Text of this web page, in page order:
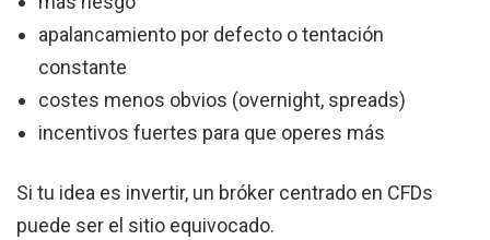
apalancamiento por defecto o tentación
constante
costes menos obvios (overnight, spreads)
incentivos fuertes para que operes más
Si tu idea es invertir, un bróker centrado en CFDs
puede ser el sitio equivocado.